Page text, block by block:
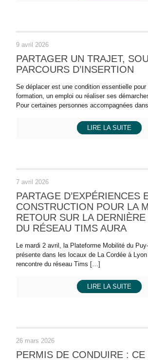
9 avril 2026
PARTAGER UN TRAJET,
PARCOURS D’INSERTION
Se déplacer est une condition essentielle pour
formation, un emploi ou réaliser ses
Pour certaines personnes accompagnées
LIRE LA SUITE
7 avril 2026
PARTAGE D’EXPÉRIENCES
CONSTRUCTION POUR LA
RETOUR SUR LA
DU RÉSEAU TIMS AURA
Le mardi 2 avril, la Plateforme Mobilité du
présente dans les locaux de La Cordée à
rencontre du réseau Tims […]
LIRE LA SUITE
26 mars 2026
PERMIS DE CONDUIRE : CE